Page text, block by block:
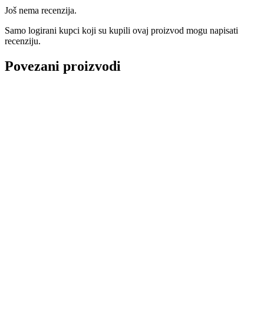
Još nema recenzija.
Samo logirani kupci koji su kupili ovaj proizvod mogu napisati
recenziju.
Povezani proizvodi